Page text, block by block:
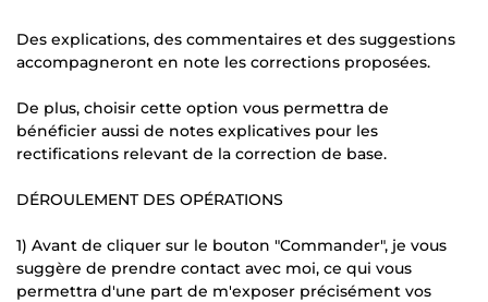
Des explications, des commentaires et des suggestions
accompagneront en note les corrections proposées.
De plus, choisir cette option vous permettra de
bénéficier aussi de notes explicatives pour les
rectifications relevant de la correction de base.
DÉROULEMENT DES OPÉRATIONS
1) Avant de cliquer sur le bouton "Commander", je vous
suggère de prendre contact avec moi, ce qui vous
permettra d'une part de m'exposer précisément vos